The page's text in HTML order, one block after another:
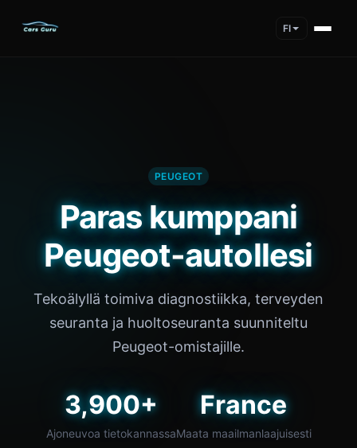
FI
PEUGEOT
Paras kumppani
Peugeot-autollesi
Tekoälyllä toimiva diagnostiikka, terveyden
seuranta ja huoltoseuranta suunniteltu
Peugeot-omistajille.
3,900+
Ajoneuvoa tietokannassa
France
Maata maailmanlaajuisesti